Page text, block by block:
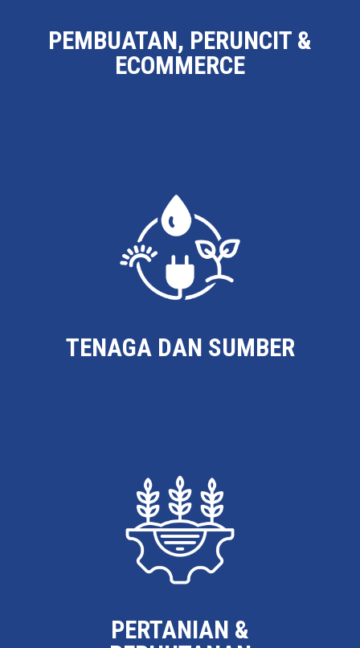
PEMBUATAN, PERUNCIT &
ECOMMERCE
TENAGA DAN SUMBER
PERTANIAN &